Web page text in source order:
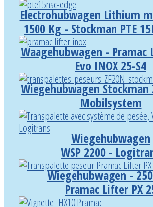
Electrohubwagen Lithium
1500 Kg - Stockman PTE
Waagehubwagen - Pramac
Evo INOX 25-S4
Wiegehubwagen Stockman
Mobilsystem
Wiegehubwagen
WSP 2200 -
Wiegehubwagen -
Pramac Lifter PX